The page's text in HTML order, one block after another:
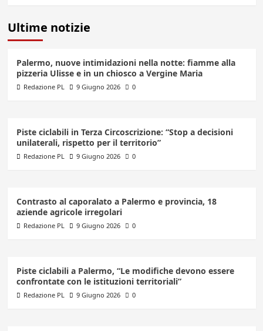
Ultime notizie
Palermo, nuove intimidazioni nella notte: fiamme alla
pizzeria Ulisse e in un chiosco a Vergine Maria
Redazione PL 9 Giugno 2026 0
Piste ciclabili in Terza Circoscrizione: “Stop a decisioni
unilaterali, rispetto per il territorio”
Redazione PL 9 Giugno 2026 0
Contrasto al caporalato a Palermo e provincia, 18
aziende agricole irregolari
Redazione PL 9 Giugno 2026 0
Piste ciclabili a Palermo, “Le modifiche devono essere
confrontate con le istituzioni territoriali”
Redazione PL 9 Giugno 2026 0